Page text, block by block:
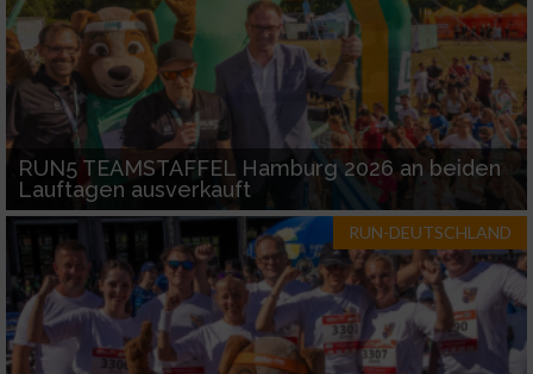
RUN5 TEAMSTAFFEL Hamburg 2026 an beiden
Lauftagen ausverkauft
RUN-DEUTSCHLAND
Werbung